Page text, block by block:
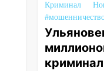
Криминал